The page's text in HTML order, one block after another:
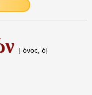
[-όνος, ὁ]